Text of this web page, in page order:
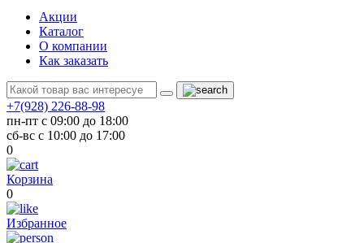
Акции
Каталог
О компании
Как заказать
+7(928) 226-88-98
пн-пт с 09:00 до 18:00
сб-вс с 10:00 до 17:00
0
Корзина
0
Избранное